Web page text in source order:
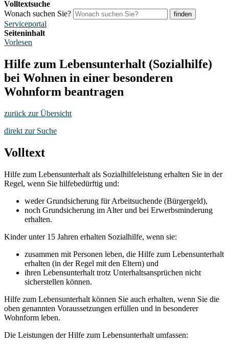
Volltextsuche
Wonach suchen Sie?
finden
Serviceportal
Seiteninhalt
Vorlesen
Hilfe zum Lebensunterhalt (Sozialhilfe)
bei Wohnen in einer besonderen
Wohnform beantragen
zurück zur Übersicht
direkt zur Suche
Volltext
Hilfe zum Lebensunterhalt als Sozialhilfeleistung erhalten Sie in der
Regel, wenn Sie hilfebedürftig und:
weder Grundsicherung für Arbeitsuchende (Bürgergeld),
noch Grundsicherung im Alter und bei Erwerbsminderung
erhalten.
Kinder unter 15 Jahren erhalten Sozialhilfe, wenn sie:
zusammen mit Personen leben, die Hilfe zum Lebensunterhalt
erhalten (in der Regel mit den Eltern) und
ihren Lebensunterhalt trotz Unterhaltsansprüchen nicht
sicherstellen können.
Hilfe zum Lebensunterhalt können Sie auch erhalten, wenn Sie die
oben genannten Voraussetzungen erfüllen und in besonderer
Wohnform leben.
Die Leistungen der Hilfe zum Lebensunterhalt umfassen: